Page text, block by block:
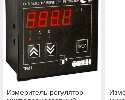
Измеритель-регулятор